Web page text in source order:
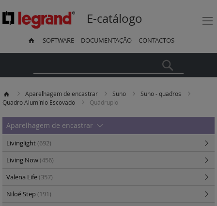
E-catálogo
SOFTWARE DOCUMENTAÇÃO CONTACTOS
Aparelhagem de encastrar Suno
Suno - quadros
Quadro Alumínio Escovado
Quádruplo
Aparelhagem de encastrar
Livinglight(692)
Living Now(456)
Valena Life(357)
Niloé Step(191)